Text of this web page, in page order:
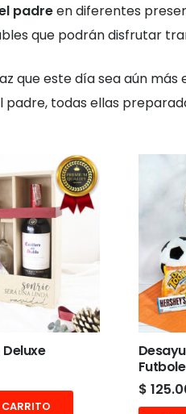
padreen diferentes
que podrán disfrutar
que este día sea aún más
todas ellas
$